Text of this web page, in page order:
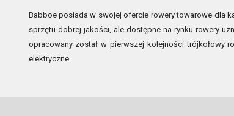
Babboe posiada w swojej ofercie rowery towarowe dla
sprzętu dobrej jakości, ale dostępne na rynku rowery
opracowany został w pierwszej kolejności trójkołowy
elektryczne.